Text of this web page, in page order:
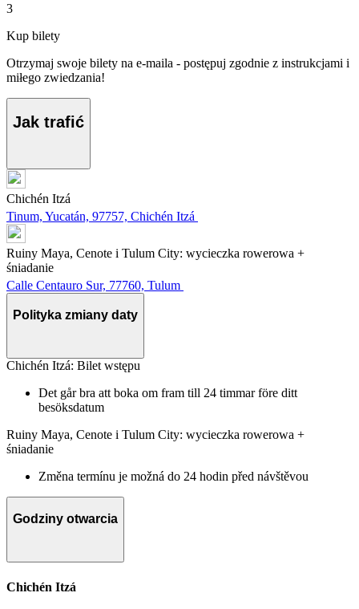
3
Kup bilety
Otrzymaj swoje bilety na e-maila - postępuj zgodnie z instrukcjami i
miłego zwiedzania!
Jak trafić
Chichén Itzá
Tinum, Yucatán, 97757, Chichén Itzá
Ruiny Maya, Cenote i Tulum City: wycieczka rowerowa +
śniadanie
Calle Centauro Sur, 77760, Tulum
Polityka zmiany daty
Chichén Itzá: Bilet wstępu
Det går bra att boka om fram till 24 timmar före ditt
besöksdatum
Ruiny Maya, Cenote i Tulum City: wycieczka rowerowa +
śniadanie
Změna termínu je možná do 24 hodin před návštěvou
Godziny otwarcia
Chichén Itzá